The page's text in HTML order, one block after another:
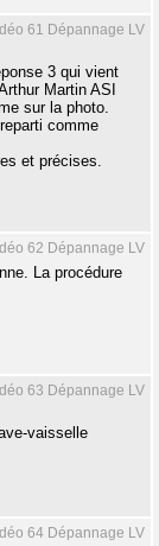
61 Dépannage LV
3 qui vient
Martin ASI
sur la photo.
comme
et précises.
62 Dépannage LV
La procédure
63 Dépannage LV
vaisselle
64 Dépannage LV